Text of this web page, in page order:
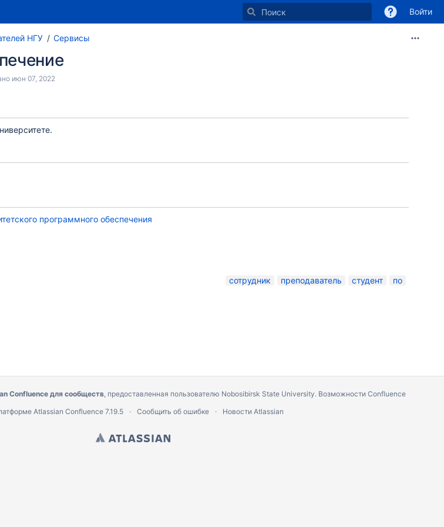
Войти
НГУ Сервисы
июн 07, 2022
программного обеспечения
сотрудник преподаватель студент по
Confluence для сообществ, предоставленная пользователю Nobosibirsk State University. Возможности Confluence
Atlassian Confluence 7.19.5 Сообщить об ошибке Новости Atlassian